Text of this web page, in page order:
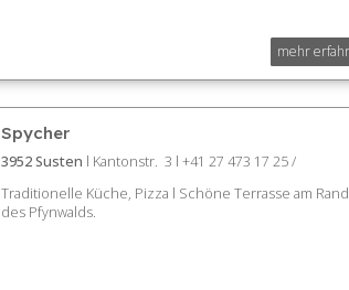
mehr
Spycher
3952 Susten l Kantonstr. 3 l +41 27 473 17 25 /
Traditionelle Küche, Pizza l Schöne Terrasse am Rand
des Pfynwalds.